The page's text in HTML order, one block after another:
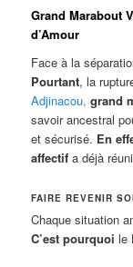
Grand Marabout
d’Amour
Face à la
Pourtant, la
Adjinacou, grand
savoir ancestral
et sécurisé. En
affectif a déjà
FAIRE REVENIR
Chaque situation
C’est pourquoi le